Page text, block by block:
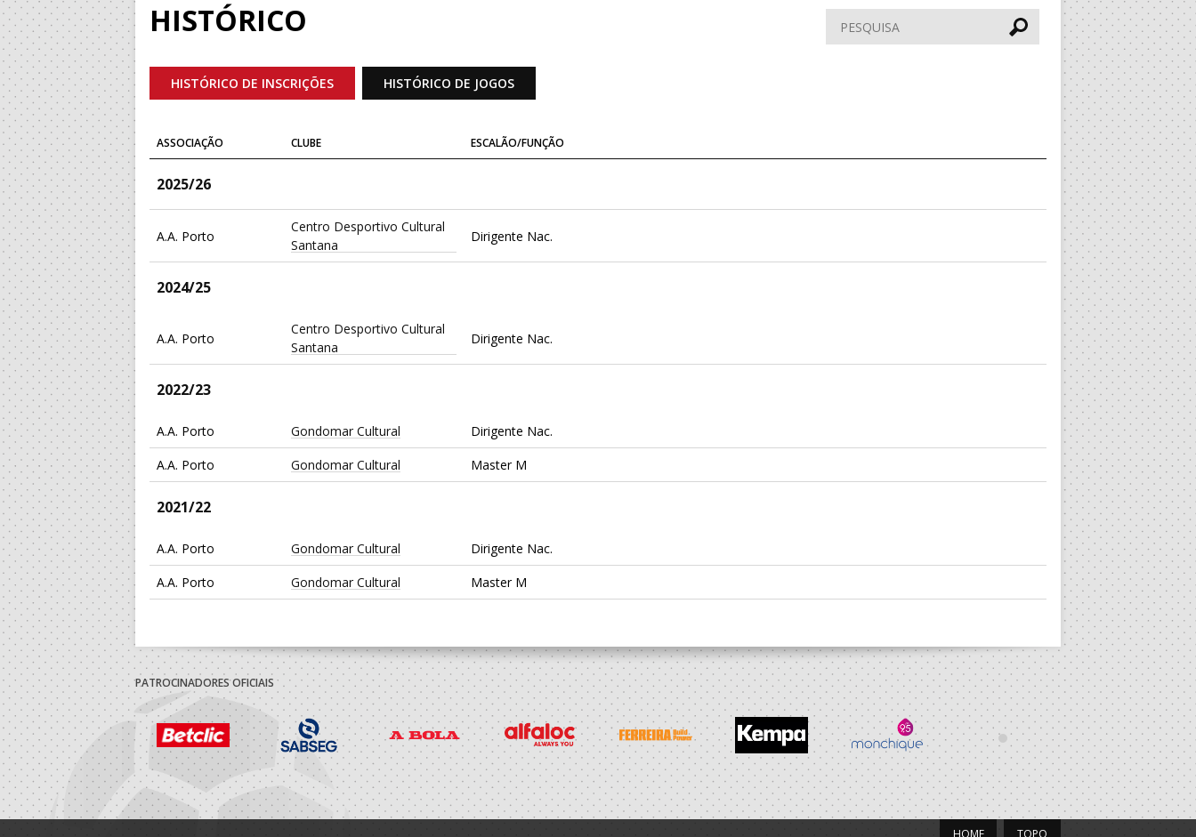
HISTÓRICO Pesquisar
HISTÓRICO DE INSCRIÇÕES HISTÓRICO DE JOGOS
ASSOCIAÇÃO CLUBE ESCALÃO/FUNÇÃO
2025/26
A.A. Porto
Centro Desportivo Cultural
Santana
Dirigente Nac.
2024/25
A.A. Porto
Centro Desportivo Cultural
Santana
Dirigente Nac.
2022/23
A.A. Porto Gondomar Cultural
Dirigente Nac.
A.A. Porto
Gondomar Cultural Master M
2021/22
A.A. Porto Gondomar Cultural
Dirigente Nac.
A.A. Porto
Gondomar Cultural Master M
A.A. Porto Gondomar Cultural Dirigente Nac.
2019/20
A.A. Porto Gondomar Cultural
Dirigente Nac.
A.A. Porto
Gondomar Cultural
Master M
A.A. Porto
Gondomar Cultural Seniores M
PATROCINADORES OFICIAIS